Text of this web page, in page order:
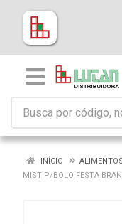
INÍCIO ALIMENTOS
MIST P/BOLO FESTA